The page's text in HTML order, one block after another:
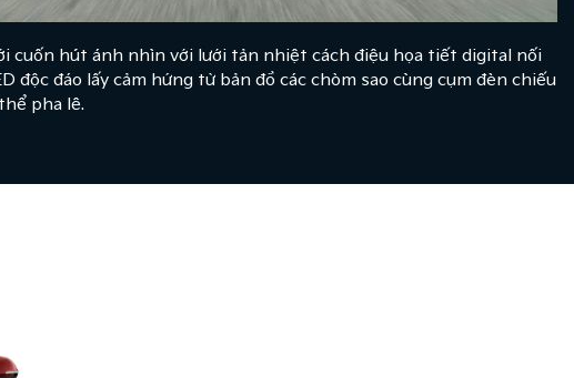
cuốn hút ánh nhìn với lưới tản nhiệt cách điệu họa tiết digital nối
độc đáo lấy cảm hứng từ bản đồ các chòm sao cùng cụm đèn chiếu
pha lê.